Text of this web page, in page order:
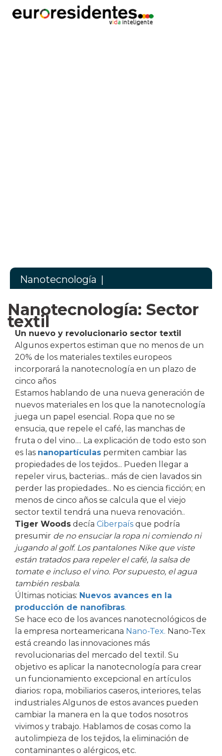
Nanotecnología
Nanotecnología: Sector
textil
Un nuevo y revolucionario sector textil
Algunos expertos estiman que no menos de un
20% de los materiales textiles europeos
incorporará la nanotecnología en un plazo de
cinco años
Estamos hablando de una nueva generación de
nuevos materiales en los que la nanotecnología
juega un papel esencial. Ropa que no se
ensucia, que repele el café, las manchas de
fruta o del vino.... La explicación de todo esto son
es las nanopartículas permiten cambiar las
propiedades de los tejidos... Pueden llegar a
repeler virus, bacterias... más de cien lavados sin
perder las propiedades... No es ciencia ficción; en
menos de cinco años se calcula que el viejo
sector textil tendrá una nueva renovación..
Tiger Woods decía Ciberpaís que podría
presumir de no ensuciar la ropa ni comiendo ni
jugando al golf. Los pantalones Nike que viste
están tratados para repeler el café, la salsa de
tomate e incluso el vino. Por supuesto, el agua
también resbala.
Últimas noticias: Nuevos avances en la
producción de nanofibras.
Se hace eco de los avances nanotecnológicos de
la empresa norteamericana Nano-Tex. Nano-Tex
está creando las innovaciones más
revolucionarias del mercado del textil. Su
objetivo es aplicar la nanotecnología para crear
un funcionamiento excepcional en artículos
diarios: ropa, mobiliarios caseros, interiores, telas
industriales Algunos de estos avances pueden
cambiar la manera en la que todos nosotros
vivimos y trabajo. Hablamos de cosas como la
autolimpieza de los tejidos, la eliminación de
contaminantes o alérgicos, etc.